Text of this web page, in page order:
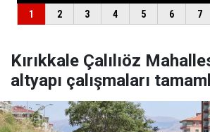
Kırıkkale Çalılıöz
altyapı çalışmaları